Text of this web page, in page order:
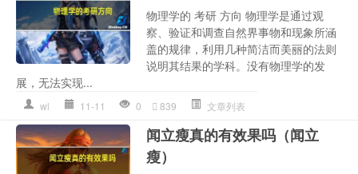
物理学的 考研 方向 物理学是通过观
察、验证和调查自然界事物和现象所涵
盖的规律，利用几种简洁而美丽的法则
说明其结果的学科。没有物理学的发
展，无法实现...
wl 11-11 0 839 文章列表
闻立瘦真的有效果吗（闻立
瘦）